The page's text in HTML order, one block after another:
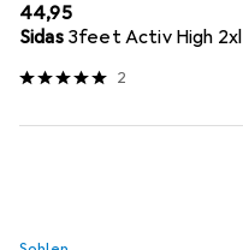
EUR
44,95
Sidas 3feet Activ High 2xl
2